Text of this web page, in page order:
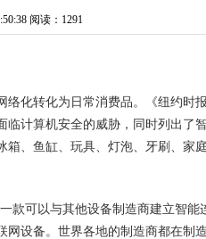
阅读：1291
络化转化为日常消费品。《纽约时
计算机安全的威胁，同时列出了
箱、鱼缸、玩具、灯泡、牙刷、家
款可以与其他设备制造商建立智能
设备。世界各地的制造商都在制